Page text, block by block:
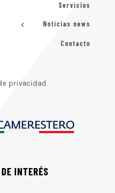
Servicios
Noticias news
Contacto
privacidad
INTERÉS